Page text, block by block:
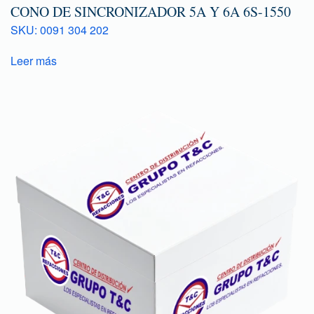
CONO DE SINCRONIZADOR 5A Y 6A 6S-1550
SKU: 0091 304 202
Leer más